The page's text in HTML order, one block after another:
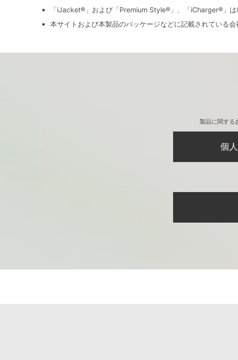
「iJacket®」および「Premium Style®」、「iCharger®」は
本サイトおよび本製品のパッケージなどに記載されている
製品に関する
個